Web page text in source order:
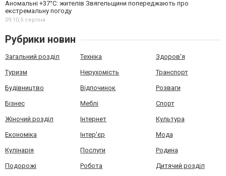
Аномальні +37°C: жителів Звягельщини попереджають про
екстремальну погоду
09:10, 5 серпня
Рубрики новин
Загальний розділ Техніка Здоров'я
Туризм Нерухомість Транспорт
Будівництво Відпочинок Розваги
Бізнес Меблі Спорт
Жіночий розділ Інтернет Культура
Економіка Інтер'єр Мода
Кулінарія Послуги Родина
Подорожі Робота Дитячий розділ